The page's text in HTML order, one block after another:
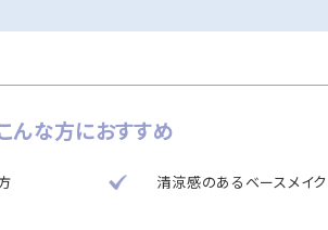
んな方におすすめ
清涼感のあるベースメイ